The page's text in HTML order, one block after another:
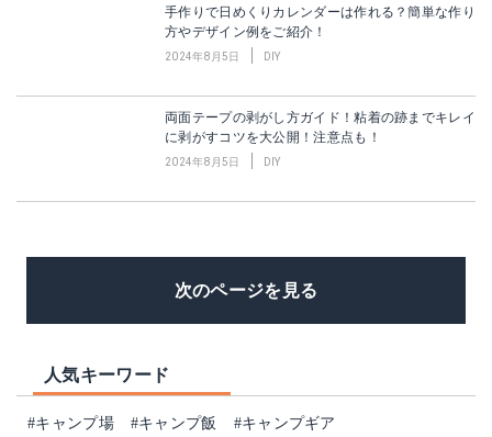
手作りで日めくりカレンダーは作れる？簡単な作り
方やデザイン例をご紹介！
2024年8月5日 DIY
両面テープの剥がし方ガイド！粘着の跡までキレイ
に剥がすコツを大公開！注意点も！
2024年8月5日 DIY
次のページを見る
人気キーワード
#キャンプ場 #キャンプ飯
#キャンプギア